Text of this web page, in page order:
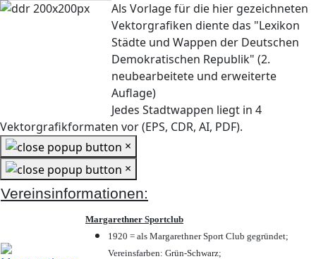
Als Vorlage für die hier gezeichneten
Vektorgrafiken diente das "Lexikon
Städte und Wappen der Deutschen
Demokratischen Republik" (2.
neubearbeitete und erweiterte
Auflage)
Jedes Stadtwappen liegt in 4
Vektorgrafikformaten vor (EPS, CDR, AI, PDF).
×
×
Vereinsinformationen:
Margarethner Sportclub
1920 = als Margarethner Sport Club gegründet;
Vereinsfarben: Grün-Schwarz;